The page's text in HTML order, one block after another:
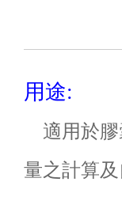
用途:
適用於
量之計算